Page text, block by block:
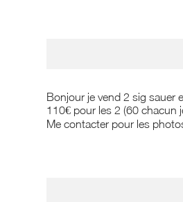
Bonjour je vend 2 sig sauer
110€ pour les 2 (60 chacun
Me contacter pour les